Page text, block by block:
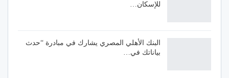
للإسكان…
البنك الأهلي المصري يشارك في مبادرة “حدث
بياناتك في…